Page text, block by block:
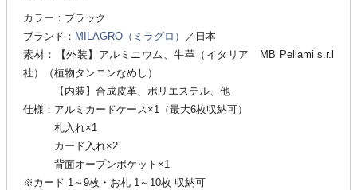
カラー：ブラック
ブランド： MILAGRO（ミラグロ）
／日本
素材：【外装】アルミニウム、牛革（イタリア MB Pellami s.r.l
社）（植物タンニンなめし）
【内装】合成皮革、ポリエステル、他
仕様：アルミカードケース×1（最大6枚収納可）
札入れ×1
カード入れ×2
背面オープンポケット×1
※カード 1～9枚・お札 1～10枚 収納可